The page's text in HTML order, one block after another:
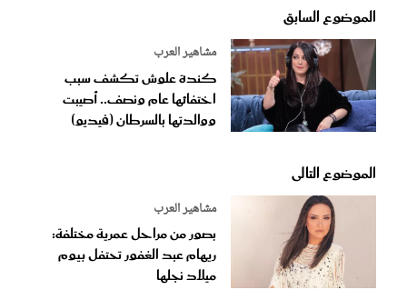
الموضوع السابق
مشاهير العرب
كندة علوش تكشف سبب
اختفائها عام ونصف.. أصيبت
ووالدتها بالسرطان (فيديو)
الموضوع التالى
مشاهير العرب
بصور من مراحل عمرية مختلفة:
ريهام عبد الغفور تحتفل بيوم
ميلاد نجلها